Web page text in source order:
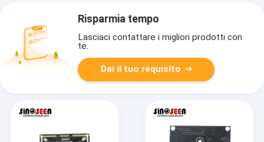
Risparmia tempo
Lasciaci contattare i migliori prodotti con
te.
Dai il tuo requisito